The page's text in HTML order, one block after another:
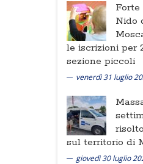
Nido
le iscrizioni per
sezione piccoli
venerdì 31 luglio
sul territorio di
giovedì 30 luglio